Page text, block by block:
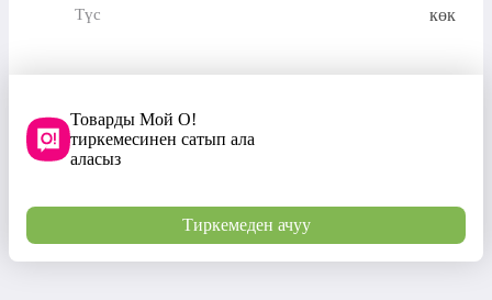
Түс көк
Товарды Мой О!
тиркемесинен сатып ала
аласыз
Тиркемеден ачуу